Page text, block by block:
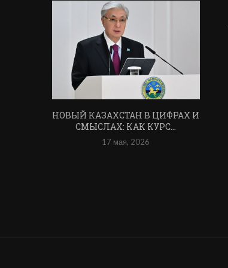
НОВЫЙ КАЗАХСТАН В ЦИФРАХ И
СМЫСЛАХ: КАК КУРС...
17 мая, 2026